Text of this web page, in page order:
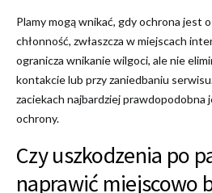
Plamy mogą wnikać, gdy ochrona jest
chłonność, zwłaszcza w miejscach
ogranicza wnikanie wilgoci, ale nie
kontakcie lub przy zaniedbaniu
zaciekach najbardziej
ochrony.
Czy uszkodzenia po
naprawić miejscowo